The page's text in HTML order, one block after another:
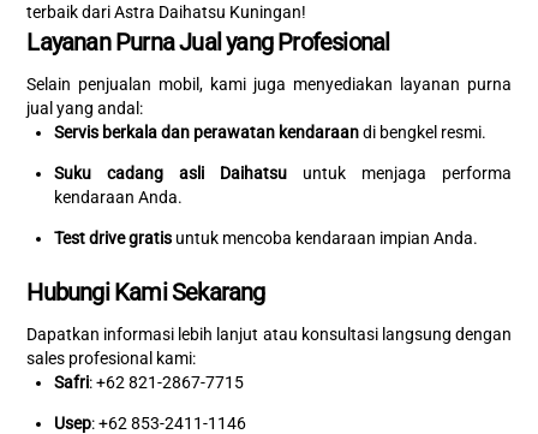
terbaik dari Astra Daihatsu Kuningan!
Layanan Purna Jual yang Profesional
Selain penjualan mobil, kami juga menyediakan layanan purna
jual yang andal:
Servis berkala dan perawatan kendaraandi bengkel resmi.
Suku cadang asli Daihatsuuntuk menjaga performa
kendaraan Anda.
Test drive gratisuntuk mencoba kendaraan impian Anda.
Hubungi Kami Sekarang
Dapatkan informasi lebih lanjut atau konsultasi langsung dengan
sales profesional kami:
Safri: +62 821-2867-7715
Usep: +62 853-2411-1146